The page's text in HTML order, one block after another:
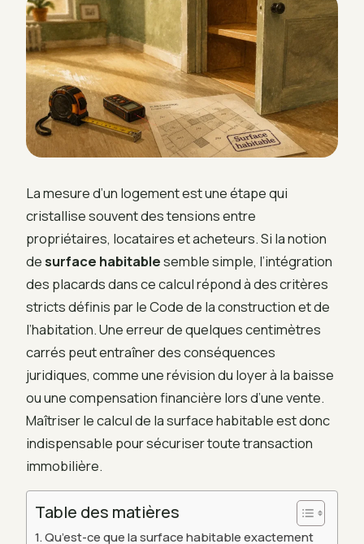
La mesure d’un logement est une étape qui
cristallise souvent des tensions entre
propriétaires, locataires et acheteurs. Si la notion
desurface habitablesemble simple, l’intégration
des placards dans ce calcul répond à des critères
stricts définis par le Code de la construction et de
l’habitation. Une erreur de quelques centimètres
carrés peut entraîner des conséquences
juridiques, comme une révision du loyer à la baisse
ou une compensation financière lors d’une vente.
Maîtriser le calcul de la surface habitable est donc
indispensable pour sécuriser toute transaction
immobilière.
Table des matières
Qu’est-ce que la surface habitable exactement